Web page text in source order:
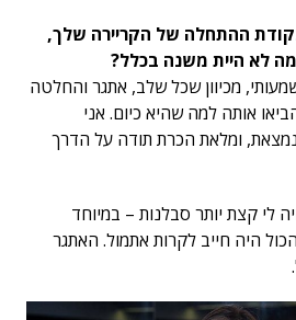
ההתחלה של הקריירה שלך,
לא היית משנה בכלל?
מכיוון שכל שלב, אתגר והחלטה
אותה למה שהיא כיום. אני
ומלאת הכרת תודה על הדרך
לי קצת יותר סבלנות – במיוחד
היה חייב לקרות אתמול. האתגר